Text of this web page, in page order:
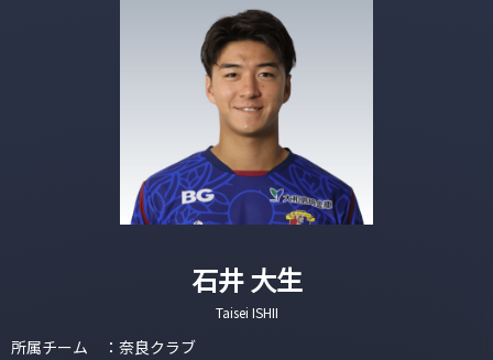
石井 大生
Taisei ISHII
所属チーム ： 奈良クラブ